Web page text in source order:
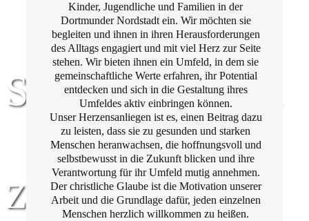
Stern im Norden
Zentrum für
Kinder, Jugendliche und Familien in der
Dortmunder Nordstadt ein. Wir möchten sie
begleiten und ihnen in ihren Herausforderungen
des Alltags engagiert und mit viel Herz zur Seite
stehen. Wir bieten ihnen ein Umfeld, in dem sie
gemeinschaftliche Werte erfahren, ihr Potential
entdecken und sich in die Gestaltung ihres
Umfeldes aktiv einbringen können.
Unser Herzensanliegen ist es, einen Beitrag dazu
zu leisten, dass sie zu gesunden und starken
Menschen heranwachsen, die hoffnungsvoll und
selbstbewusst in die Zukunft blicken und ihre
Verantwortung für ihr Umfeld mutig annehmen.
Der christliche Glaube ist die Motivation unserer
Arbeit und die Grundlage dafür, jeden einzelnen
Menschen herzlich willkommen zu heißen.